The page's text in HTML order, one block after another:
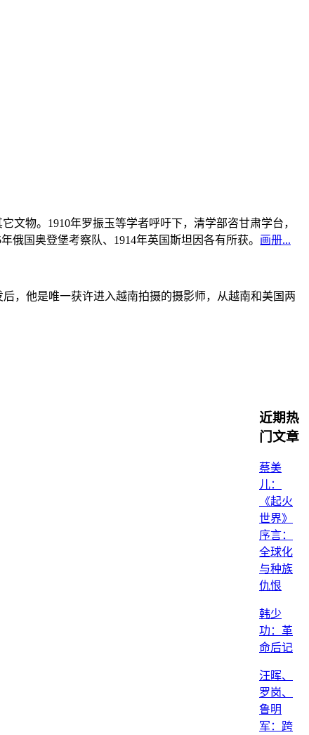
文物。1910年罗振玉等学者呼吁下，清学部咨甘肃学台，
俄国奥登堡考察队、1914年英国斯坦因各有所获。 画册...
，他是唯一获许进入越南拍摄的摄影师，从越南和美国两
近期热
门文章
蔡美
儿：
《起火
世界》
序言：
全球化
与种族
仇恨
韩少
功：革
命后记
汪晖、
罗岗、
鲁明
军：跨